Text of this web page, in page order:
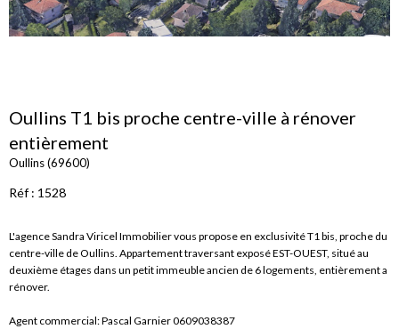
Oullins T1 bis proche centre-ville à rénover
entièrement
Oullins (69600)
Réf : 1528
L'agence Sandra Viricel Immobilier vous propose en exclusivité T1 bis, proche du
centre-ville de Oullins. Appartement traversant exposé EST-OUEST, situé au
deuxième étages dans un petit immeuble ancien de 6 logements, entièrement a
rénover.
Agent commercial: Pascal Garnier 0609038387